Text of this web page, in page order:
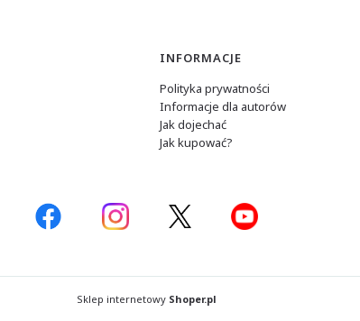
INFORMACJE
Polityka prywatności
Informacje dla autorów
Jak dojechać
Jak kupować?
Sklep internetowy Shoper.pl